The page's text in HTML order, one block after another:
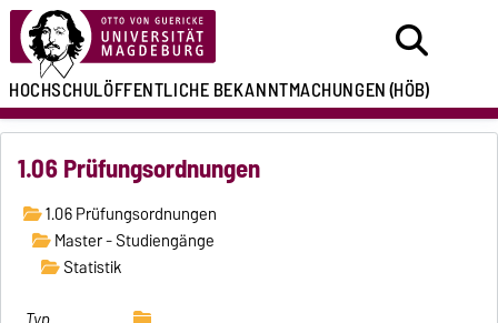
HOCHSCHULÖFFENTLICHEBEKANNTMACHUNGEN(HÖB)
1.06 Prüfungsordnungen
1.06 Prüfungsordnungen
Master - Studiengänge
Statistik